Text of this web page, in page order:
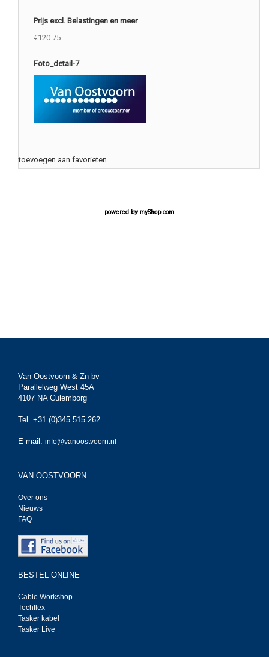
Prijs excl. Belastingen en meer
€120.75
Foto_detail-7
toevoegen aan favorieten
powered by myShop.com
Van Oostvoorn & Zn bv
Parallelweg West 45A
4107 NA Culemborg
Tel. +31 (0)345 515 262
E-mail: info@vanoostvoorn.nl
VAN OOSTVOORN
Over ons
Nieuws
FAQ
BESTEL ONLINE
Cable Workshop
Techflex
Tasker kabel
Tasker Live